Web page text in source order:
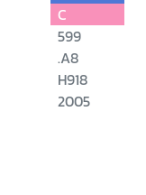
C
599
.A8
H918
2005